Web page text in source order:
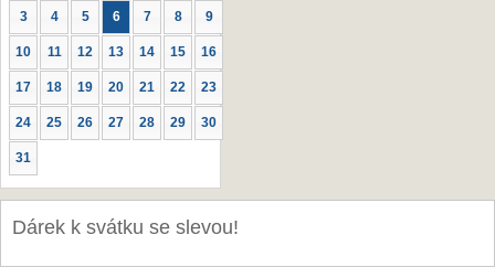
3 4 5 6 7 8 9
10 11 12 13 14 15 16
17 18 19 20 21 22 23
24 25 26 27 28 29 30
31
Dárek k svátku se slevou!